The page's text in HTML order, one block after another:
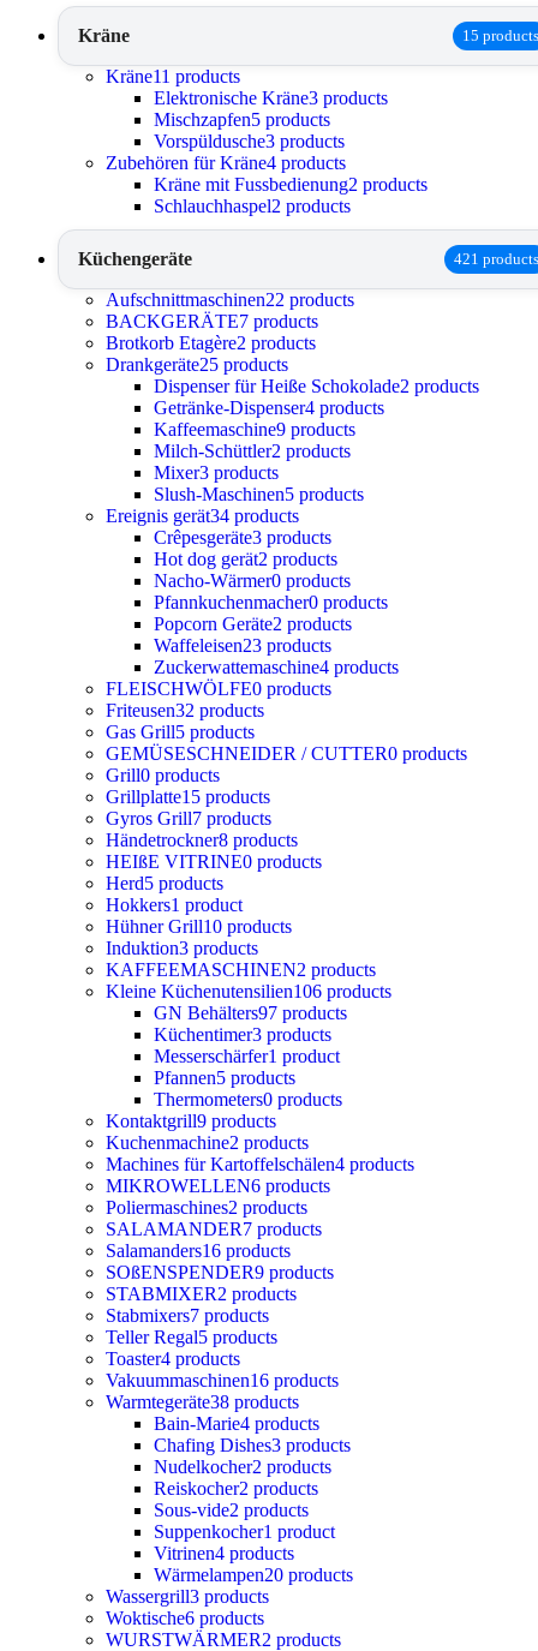
Kräne 15 products
Kräne11 products
Elektronische Kräne3 products
Mischzapfen5 products
Vorspüldusche3 products
Zubehören für Kräne4 products
Kräne mit Fussbedienung2 products
Schlauchhaspel2 products
Küchengeräte 421 products
Aufschnittmaschinen22 products
BACKGERÄTE7 products
Brotkorb Etagère2 products
Drankgeräte25 products
Dispenser für Heiße Schokolade2 products
Getränke-Dispenser4 products
Kaffeemaschine9 products
Milch-Schüttler2 products
Mixer3 products
Slush-Maschinen5 products
Ereignis gerät34 products
Crêpesgeräte3 products
Hot dog gerät2 products
Nacho-Wärmer0 products
Pfannkuchenmacher0 products
Popcorn Geräte2 products
Waffeleisen23 products
Zuckerwattemaschine4 products
FLEISCHWÖLFE0 products
Friteusen32 products
Gas Grill5 products
GEMÜSESCHNEIDER / CUTTER0 products
Grill0 products
Grillplatte15 products
Gyros Grill7 products
Händetrockner8 products
HEIßE VITRINE0 products
Herd5 products
Hokkers1 product
Hühner Grill10 products
Induktion3 products
KAFFEEMASCHINEN2 products
Kleine Küchenutensilien106 products
GN Behälters97 products
Küchentimer3 products
Messerschärfer1 product
Pfannen5 products
Thermometers0 products
Kontaktgrill9 products
Kuchenmachine2 products
Machines für Kartoffelschälen4 products
MIKROWELLEN6 products
Poliermaschines2 products
SALAMANDER7 products
Salamanders16 products
SOßENSPENDER9 products
STABMIXER2 products
Stabmixers7 products
Teller Regal5 products
Toaster4 products
Vakuummaschinen16 products
Warmtegeräte38 products
Bain-Marie4 products
Chafing Dishes3 products
Nudelkocher2 products
Reiskocher2 products
Sous-vide2 products
Suppenkocher1 product
Vitrinen4 products
Wärmelampen20 products
Wassergrill3 products
Woktische6 products
WURSTWÄRMER2 products